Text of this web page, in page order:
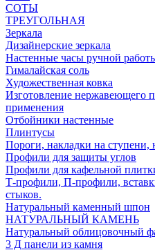
СОТЫ
ТРЕУГОЛЬНАЯ
Зеркала
Дизайнерские зеркала
Настенные часы ручной
Гималайская соль
Художественная ковка
Изготовление нержавеющего
применения
Отбойники настенные
Плинтусы
Пороги, накладки на ступени,
Профили для защиты углов
Профили для кафельной
Т-профили, П-профили,
стыков.
Натуральный каменный шпон
НАТУРАЛЬНЫЙ КАМЕНЬ
Натуральный облицовочный
3 Д панели из камня